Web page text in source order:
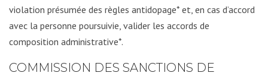
violation présumée des règles antidopage* et, en cas d’accord
avec la personne poursuivie, valider les accords de
composition administrative*.
COMMISSION DES SANCTIONS DE